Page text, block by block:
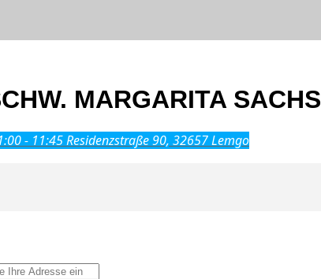
MARGARITA SACHS
- 11:45Residenzstraße 90, 32657 Lemgo